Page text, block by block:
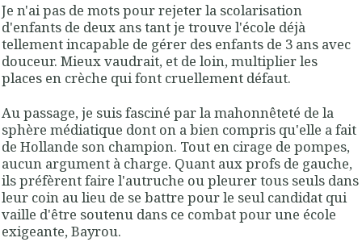
Je n'ai pas de mots pour rejeter la scolarisation
d'enfants de deux ans tant je trouve l'école déjà
tellement incapable de gérer des enfants de 3 ans avec
douceur. Mieux vaudrait, et de loin, multiplier les
places en crèche qui font cruellement défaut.
Au passage, je suis fasciné par la mahonnêteté de la
sphère médiatique dont on a bien compris qu'elle a fait
de Hollande son champion. Tout en cirage de pompes,
aucun argument à charge. Quant aux profs de gauche,
ils préfèrent faire l'autruche ou pleurer tous seuls dans
leur coin au lieu de se battre pour le seul candidat qui
vaille d'être soutenu dans ce combat pour une école
exigeante, Bayrou.